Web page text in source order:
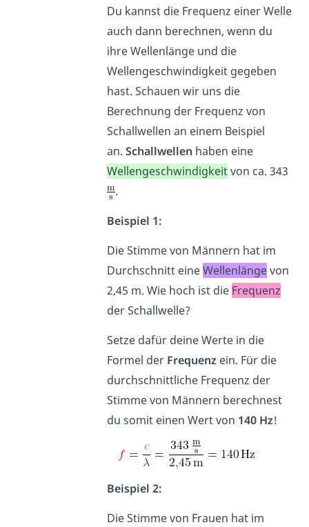
Du kannst die Frequenz einer Welle
auch dann berechnen, wenn du
ihre Wellenlänge und die
Wellengeschwindigkeit gegeben
hast. Schauen wir uns die
Berechnung der Frequenz von
Schallwellen an einem Beispiel
an. Schallwellen haben eine
Wellengeschwindigkeitvon ca. 343
.
Beispiel 1:
Die Stimme von Männern hat im
Durchschnitt eineWellenlängevon
2,45 m. Wie hoch ist die Frequenz
der Schallwelle?
Setze dafür deine Werte in die
Formel der Frequenz ein. Für die
durchschnittliche Frequenz der
Stimme von Männern berechnest
du somit einen Wert von 140 Hz!
Beispiel 2:
Die Stimme von Frauen hat im